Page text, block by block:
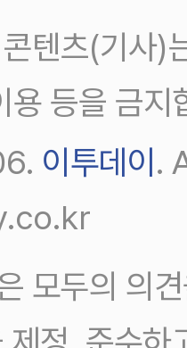
텐츠(기사)
등을 금지
이투데이 .
모두의 의